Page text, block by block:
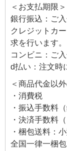
＜お支払期限＞
銀行振込：ご
クレジットカ
求を行います。
コンビニ：ご
d払い：注文時
＜商品代金以
・消費税
・振込手数料
・決済手数料
・梱包送料：
全国一律一梱